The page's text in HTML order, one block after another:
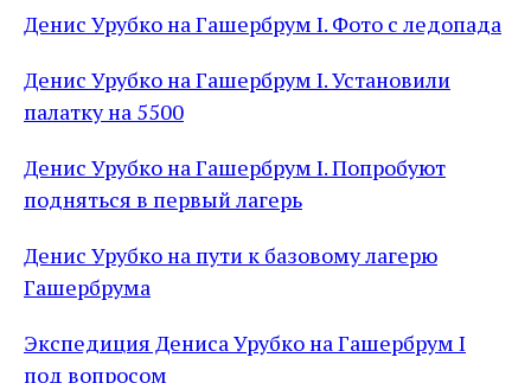
Денис Урубко на Гашербрум I. Фото с ледопада
Денис Урубко на Гашербрум I. Установили
палатку на 5500
Денис Урубко на Гашербрум I. Попробуют
подняться в первый лагерь
Денис Урубко на пути к базовому лагерю
Гашербрума
Экспедиция Дениса Урубко на Гашербрум I
под вопросом